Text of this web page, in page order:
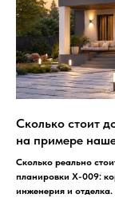
Сколько стоит
на примере
Сколько реально
планировки X-009:
инженерия и